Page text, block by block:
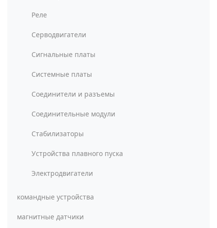
Реле
Серводвигатели
Сигнальные платы
Системные платы
Соединители и разъемы
Соединительные модули
Стабилизаторы
Устройства плавного пуска
Электродвигатели
командные устройства
магнитные датчики